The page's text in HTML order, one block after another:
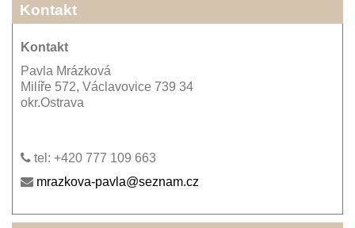
Kontakt
Kontakt
Pavla Mrázková
Milíře 572, Václavovice 739 34
okr.Ostrava
tel: +420 777 109 663
mrazkova-pavla@seznam.cz